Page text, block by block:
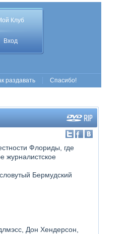
Клуб
Вход
раздавать Спасибо!
Флориды, где
журналистское
Бермудский
Дон Хендерсон,